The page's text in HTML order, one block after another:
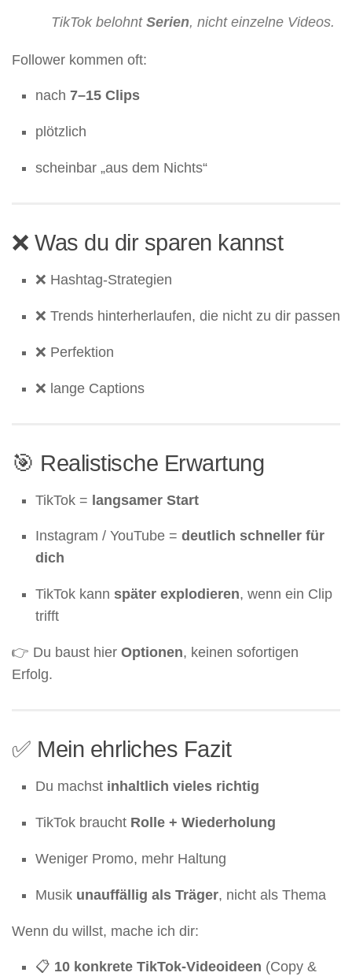
TikTok belohnt Serien, nicht einzelne Videos.
Follower kommen oft:
nach 7–15 Clips
plötzlich
scheinbar „aus dem Nichts“
❌ Was du dir sparen kannst
❌ Hashtag-Strategien
❌ Trends hinterherlaufen, die nicht zu dir passen
❌ Perfektion
❌ lange Captions
🎯 Realistische Erwartung
TikTok = langsamer Start
Instagram / YouTube = deutlich schneller für
dich
TikTok kann später explodieren, wenn ein Clip
trifft
👉 Du baust hier Optionen, keinen sofortigen
Erfolg.
✅ Mein ehrliches Fazit
Du machst inhaltlich vieles richtig
TikTok braucht Rolle + Wiederholung
Weniger Promo, mehr Haltung
Musik unauffällig als Träger, nicht als Thema
Wenn du willst, mache ich dir:
📋 10 konkrete TikTok-Videoideen (Copy &